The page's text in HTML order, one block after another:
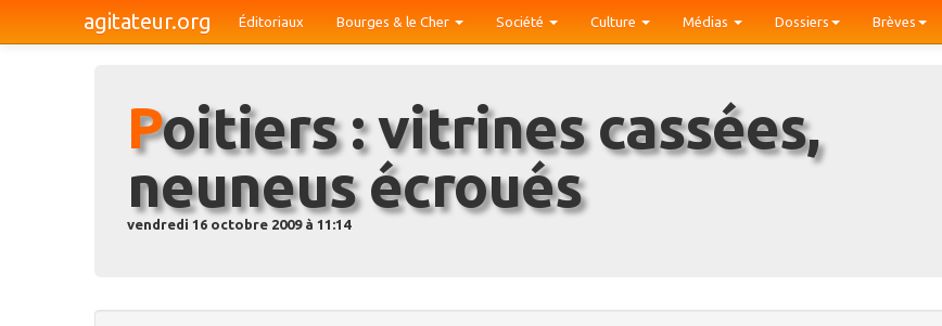
agitateur.org Éditoriaux Bourges & le Cher Société Culture Médias Dossiers Brèves
Poitiers : vitrines cassées,
neuneus écroués
vendredi 16 octobre 2009 à 11:14